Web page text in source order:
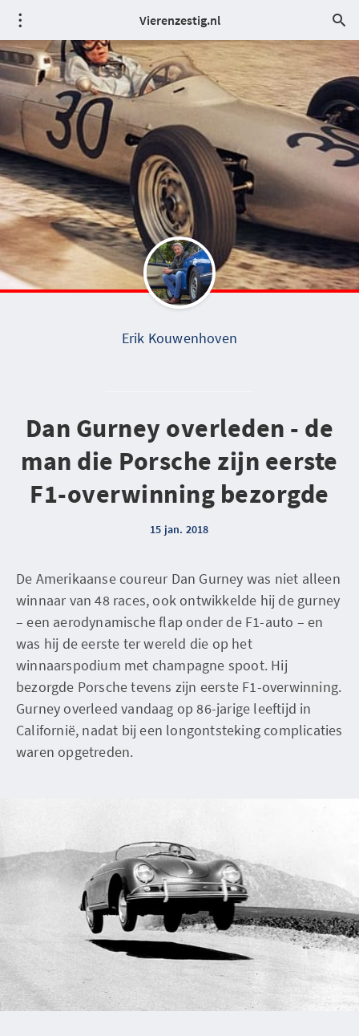
Vierenzestig.nl
Erik Kouwenhoven
Dan Gurney overleden - de
man die Porsche zijn eerste
F1-overwinning bezorgde
15 jan. 2018
De Amerikaanse coureur Dan Gurney was niet alleen
winnaar van 48 races, ook ontwikkelde hij de gurney
– een aerodynamische flap onder de F1-auto – en
was hij de eerste ter wereld die op het
winnaarspodium met champagne spoot. Hij
bezorgde Porsche tevens zijn eerste F1-overwinning.
Gurney overleed vandaag op 86-jarige leeftijd in
Californië, nadat bij een longontsteking complicaties
waren opgetreden.